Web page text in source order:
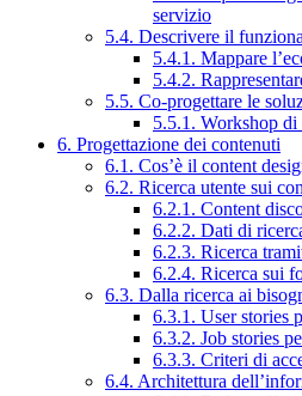
servizio
5.4. Descrivere il
5.4.1. Mappare
5.4.2.
5.5. Co-progettare le
5.5.1. Workshop
6. Progettazione dei contenuti
6.1. Cos’è il content
6.2. Ricerca utente sui
6.2.1. Content
6.2.2. Dati di
6.2.3. Ricerca
6.2.4. Ricerca sui
6.3. Dalla ricerca ai
6.3.1. User stories
6.3.2. Job stories
6.3.3. Criteri di
6.4. Architettura